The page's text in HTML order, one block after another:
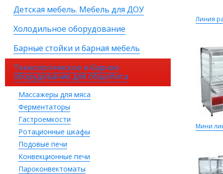
Детская мебель. Мебель для ДОУ
Холодильное оборудование
Барные стойки и барная мебель
Технологическое и барное
оборудование для общепита
Массажеры для мяса
Ферментаторы
Гастроемкости
Ротационные шкафы
Подовые печи
Конвекционные печи
Пароконвектоматы
Линия
Мини